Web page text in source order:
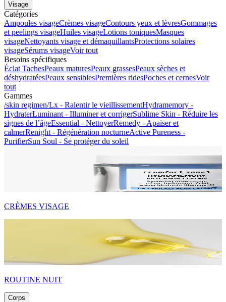
Visage
Catégories
Ampoules visageCrèmes visageContours yeux et lèvresGommages
et peelings visageHuiles visageLotions toniquesMasques
visageNettoyants visage et démaquillantsProtections solaires
visageSérums visageVoir tout
Besoins spécifiques
Éclat TachesPeaux maturesPeaux grassesPeaux sèches et
déshydratéesPeaux sensiblesPremières ridesPoches et cernesVoir
tout
Gammes
/skin regimen/Lx - Ralentir le vieillissementHydramemory -
HydraterLuminant - Illuminer et corrigerSublime Skin - Réduire les
signes de l’âgeEssential - NettoyerRemedy - Apaiser et
calmerRenight - Régénération nocturneActive Pureness -
PurifierSun Soul - Se protéger du soleil
CRÈMES VISAGE
ROUTINE NUIT
Corps